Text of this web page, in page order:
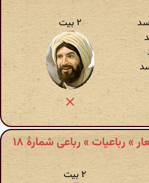
۲ بیت
» رباعیات » رباعی شمارهٔ ۱۸
۲ بیت